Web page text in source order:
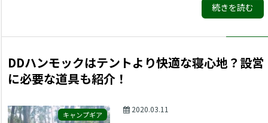
続きを読む
DDハンモックはテントより快適な寝心地？設営
に必要な道具も紹介！
キャンプギア
2020.03.11